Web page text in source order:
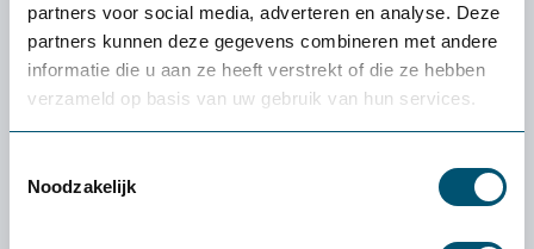
partners voor social media, adverteren en analyse. Deze
partners kunnen deze gegevens combineren met andere
informatie die u aan ze heeft verstrekt of die ze hebben
verzameld op basis van uw gebruik van hun services.
Noodzakelijk